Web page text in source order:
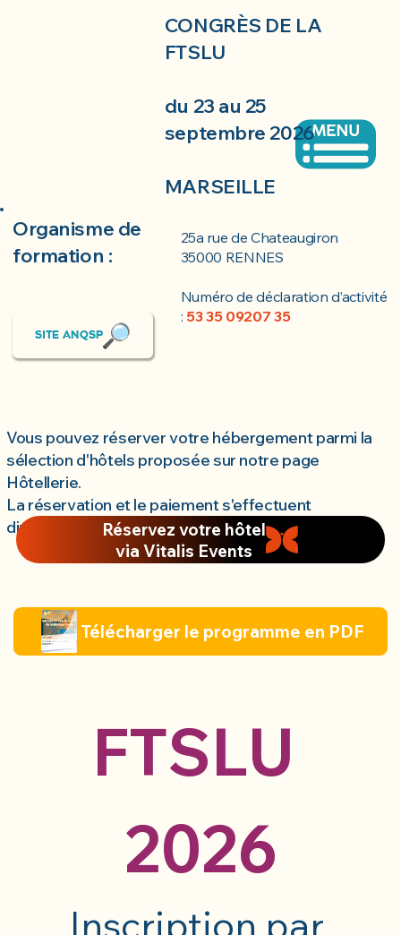
CONGRÈS DE LA
FTSLU
du 23 au 25
septembre 2026
MARSEILLE
Organisme de
formation :
25a rue de Chateaugiron
35000 RENNES
Numéro de déclaration d’activité
: 53 35 09207 35
SITE ANQSP
Vous pouvez réserver votre hébergement parmi la
sélection d'hôtels proposée sur notre page
Hôtellerie.
La réservation et le paiement s'effectuent
directement sur la page dédiée de notre partenaire.
Réservez votre hôtel
via Vitalis Events
Télécharger le programme en PDF
FTSLU
2026
Inscription par